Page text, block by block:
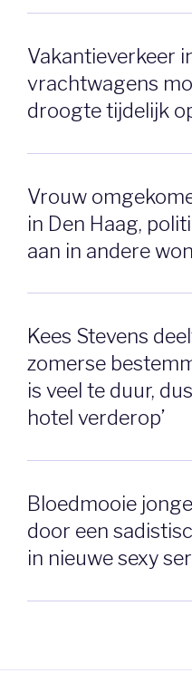
Vakantieverkeer
vrachtwagens
droogte tijdelijk
Vrouw
in Den Haag,
aan in andere
Kees Stevens
zomerse
is veel te duur,
hotel verderop’
Bloedmooie
door een
in nieuwe sexy